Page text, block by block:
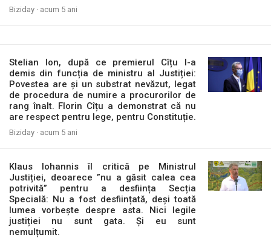
Biziday · acum 5 ani
Stelian Ion, după ce premierul Cîțu l-a
demis din funcția de ministru al Justiției:
Povestea are și un substrat nevăzut, legat
de procedura de numire a procurorilor de
rang înalt. Florin Cîțu a demonstrat că nu
are respect pentru lege, pentru Constituție.
Biziday · acum 5 ani
Klaus Iohannis îl critică pe Ministrul
Justiției, deoarece ”nu a găsit calea cea
potrivită” pentru a desființa Secția
Specială: Nu a fost desființată, deși toată
lumea vorbește despre asta. Nici legile
justiției nu sunt gata. Și eu sunt
nemulțumit.